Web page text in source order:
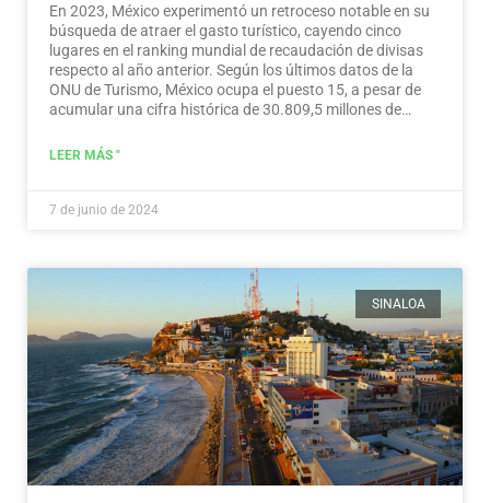
En 2023, México experimentó un retroceso notable en su
búsqueda de atraer el gasto turístico, cayendo cinco
lugares en el ranking mundial de recaudación de divisas
respecto al año anterior. Según los últimos datos de la
ONU de Turismo, México ocupa el puesto 15, a pesar de
acumular una cifra histórica de 30.809,5 millones de
LEER MÁS "
7 de junio de 2024
SINALOA